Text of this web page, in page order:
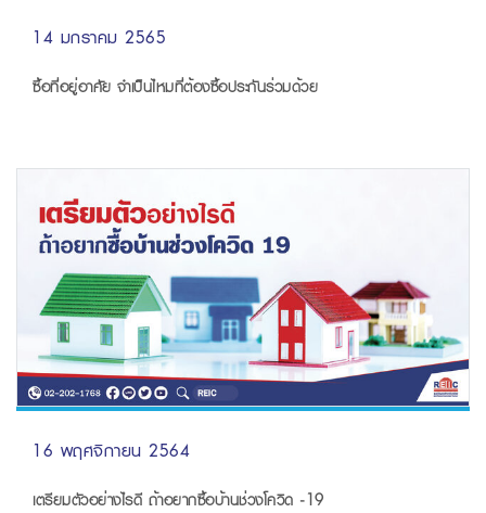
14 มกราคม 2565
ซื้อที่อยู่อาศัย จำเป็นไหมที่ต้องซื้อประกันร่วมด้วย
16 พฤศจิกายน 2564
เตรียมตัวอย่างไรดี ถ้าอยากซื้อบ้านช่วงโควิด -19